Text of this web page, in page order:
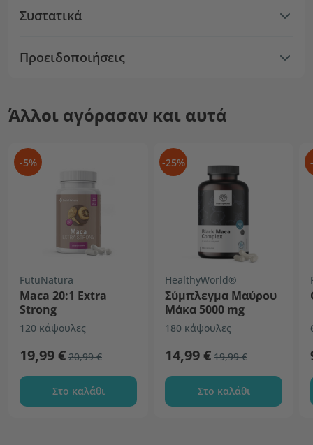
Συστατικά
Προειδοποιήσεις
Άλλοι αγόρασαν και αυτά
-5%
FutuNatura
Maca 20:1 Extra
Strong
120 κάψουλες
19,99 € 20,99 €
Στο καλάθι
-25%
HealthyWorld®
Σύμπλεγμα Μαύρου
Μάκα 5000 mg
180 κάψουλες
14,99 € 19,99 €
Στο καλάθι